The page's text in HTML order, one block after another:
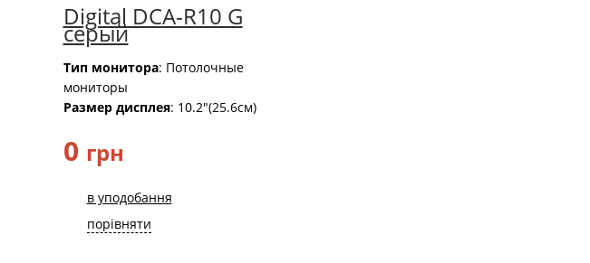
Digital DCA-R10 G
серый
Тип монитора: Потолочные
мониторы
Размер дисплея: 10.2"(25.6см)
0 грн
в уподобання
порівняти